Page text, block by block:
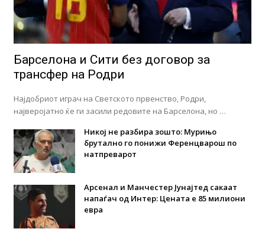
Барселона и Сити без договор за
трансфер на Родри
Најдобриот играч на Светското првенство, Родри,
најверојатно ќе ги засили редовите на Барселона, но …
Никој не разбира зошто: Мурињо
брутално го понижи Ференцварош по
натпреварот
Арсенал и Манчестер Јунајтед сакаат
напаѓач од Интер: Цената е 85 милиони
евра